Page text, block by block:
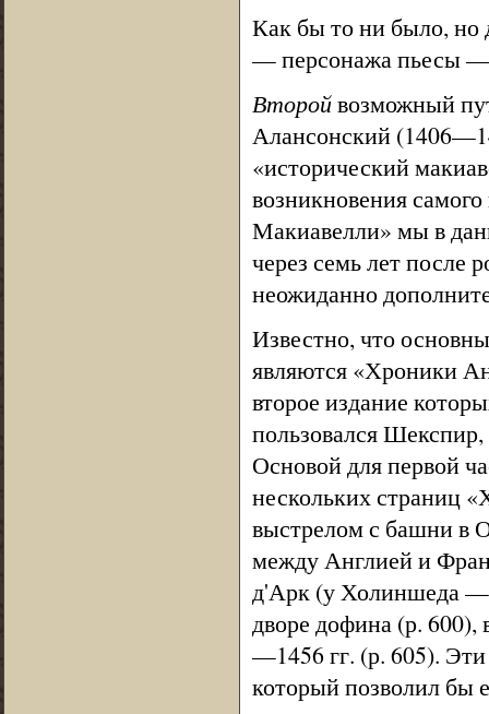
Как бы то ни было, но
— персонажа пьесы —
Второйвозможный
Алансонский
«исторический
возникновения
Макиавелли» мы в
через семь лет после
неожиданно
Известно, что
являются «Хроники
второе издание
пользовался
Основой для первой
нескольких страниц
выстрелом с башни в
между Англией и
д'Арк (у Холиншеда —
дворе дофина (р. 600),
—1456 гг. (р. 605).
который позволил бы